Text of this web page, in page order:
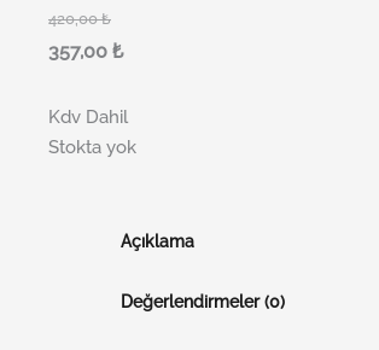
420,00₺
357,00 ₺
Kdv Dahil
Stokta yok
Açıklama
Değerlendirmeler (0)